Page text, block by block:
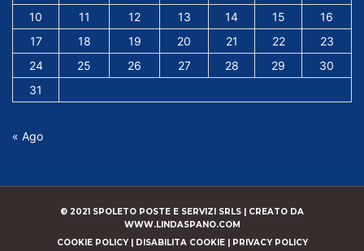
10
11 12 13 14 15
16
17
18 19 20 21 22
23
24
25 26 27 28 29
30
31
« Ago
© 2021 SPOLETO POSTE E SERVIZI SRLS | CREATO DA
WWW.LINDASPANO.COM
COOKIE POLICY| DISABILITA COOKIE| PRIVACY POLICY